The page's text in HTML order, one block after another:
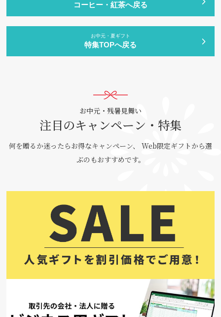
コーヒー・紅茶へ戻る
お中元・夏ギフト
特集TOPへ戻る
お中元・残暑見舞い
注目のキャンペーン・特集
何を贈るか迷ったらお得なキャンペーン、 Web限定ギフトから選
ぶのもおすすめです。